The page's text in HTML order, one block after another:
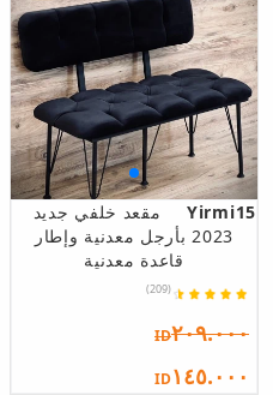
Yirmi15
مقعد خلفي جديد
2023 بأرجل معدنية وإطار
قاعدة معدنية
(209)
ID٢٠٩.٠٠٠
ID١٤٥.٠٠٠